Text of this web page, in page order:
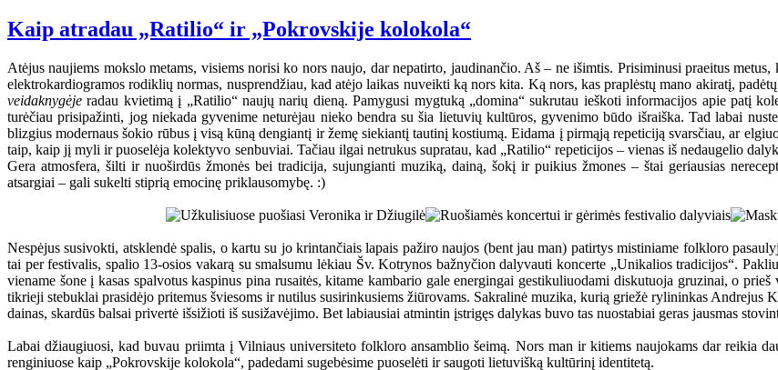
Kaip atradau „Ratilio“ ir „Pokrovskije kolokola“
Atėjus naujiems mokslo metams, visiems norisi ko nors naujo, dar nepatirto, jaudinančio. Aš – ne išimtis. Prisiminusi praeitus
elektrokardiogramos rodiklių normas, nusprendžiau, kad atėjo laikas nuveikti ką nors kita. Ką nors, kas praplėstų mano akiratį,
veidaknygėje radau kvietimą į „Ratilio“ naujų narių dieną. Pamygusi mygtuką „domina“ sukrutau ieškoti informacijos apie patį
turėčiau prisipažinti, jog niekada gyvenime neturėjau nieko bendra su šia lietuvių kultūros, gyvenimo būdo išraiška. Tad labai
blizgius modernaus šokio rūbus į visą kūną dengiantį ir žemę siekiantį tautinį kostiumą. Eidama į pirmąją repeticiją svarsčiau, ar
taip, kaip jį myli ir puoselėja kolektyvo senbuviai. Tačiau ilgai netrukus supratau, kad „Ratilio“ repeticijos – vienas iš nedaugelio
Gera atmosfera, šilti ir nuoširdūs žmonės bei tradicija, sujungianti muziką, dainą, šokį ir puikius žmones – štai geriausias
atsargiai – gali sukelti stiprią emocinę priklausomybę. :)
Nespėjus susivokti, atsklendė spalis, o kartu su jo krintančiais lapais pažiro naujos (bent jau man) patirtys mistiniame folkloro
tai per festivalis, spalio 13-osios vakarą su smalsumu lėkiau Šv. Kotrynos bažnyčion dalyvauti koncerte „Unikalios tradicijos“.
viename šone į kasas spalvotus kaspinus pina rusaitės, kitame kambario gale energingai gestikuliuodami diskutuoja gruzinai, o
tikrieji stebuklai prasidėjo pritemus šviesoms ir nutilus susirinkusiems žiūrovams. Sakralinė muzika, kurią griežė rylininkas Andrejus
dainas, skardūs balsai privertė išsižioti iš susižavėjimo. Bet labiausiai atmintin įstrigęs dalykas buvo tas nuostabiai geras jausmas
Labai džiaugiuosi, kad buvau priimta į Vilniaus universiteto folkloro ansamblio šeimą. Nors man ir kitiems naujokams dar reikia
renginiuose kaip „Pokrovskije kolokola“, padedami sugebėsime puoselėti ir saugoti lietuvišką kultūrinį identitetą.